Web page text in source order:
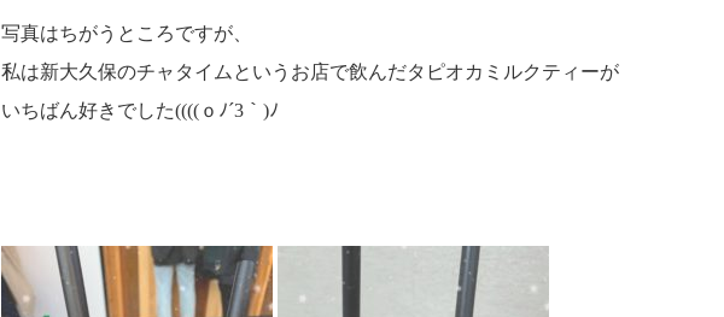
写真はちがうところですが、
私は新大久保のチャタイムというお店で飲んだタピオカミルクティーが
いちばん好きでした((((ｏﾉ´3｀)ﾉ